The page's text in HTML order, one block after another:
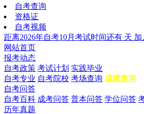
自考查询
资格证
自考视频
距离2026年自考10月考试时间还有 天 加
网站首页
报考动态
自考政策 考试计划 实践毕业
自考专业 自考院校 考场查询 成绩查询
自考问答
自考百科 成考问答 普本问答 学位问答
历年真题